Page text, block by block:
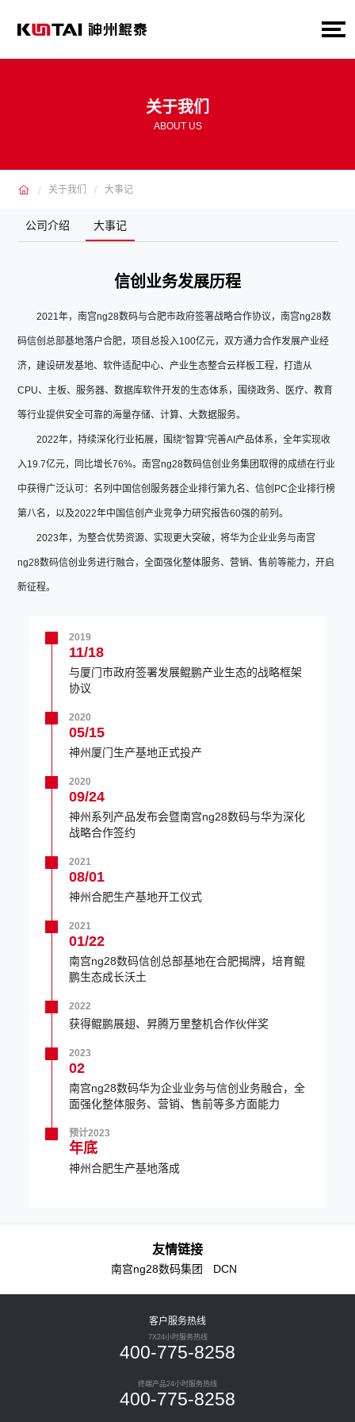
关于我们
ABOUT US
关于我们 大事记
公司介绍 大事记
信创业务发展历程
2021年，南宫ng28数码与合肥市政府签署战略合作协议，南宫ng28数
码信创总部基地落户合肥，项目总投入100亿元，双方通力合作发展产业经
济，建设研发基地、软件适配中心、产业生态整合云样板工程，打造从
CPU、主板、服务器、数据库软件开发的生态体系，围绕政务、医疗、教育
等行业提供安全可靠的海量存储、计算、大数据服务。
2022年，持续深化行业拓展，围绕“智算”完善AI产品体系，全年实现收
入19.7亿元，同比增长76%。南宫ng28数码信创业务集团取得的成绩在行业
中获得广泛认可：名列中国信创服务器企业排行第九名、信创PC企业排行榜
第八名，以及2022年中国信创产业竞争力研究报告60强的前列。
2023年，为整合优势资源、实现更大突破，将华为企业业务与南宫
ng28数码信创业务进行融合，全面强化整体服务、营销、售前等能力，开启
新征程。
2019
11/18
与厦门市政府签署发展鲲鹏产业生态的战略框架
协议
2020
05/15
神州厦门生产基地正式投产
2020
09/24
神州系列产品发布会暨南宫ng28数码与华为深化
战略合作签约
2021
08/01
神州合肥生产基地开工仪式
2021
01/22
南宫ng28数码信创总部基地在合肥揭牌，培育鲲
鹏生态成长沃土
2022
获得鲲鹏展翅、昇腾万里整机合作伙伴奖
2023
02
南宫ng28数码华为企业业务与信创业务融合，全
面强化整体服务、营销、售前等多方面能力
预计2023
年底
神州合肥生产基地落成
友情链接
南宫ng28数码集团 DCN
客户服务热线
7X24小时服务热线
400-775-8258
终端产品24小时服务热线
400-775-8258